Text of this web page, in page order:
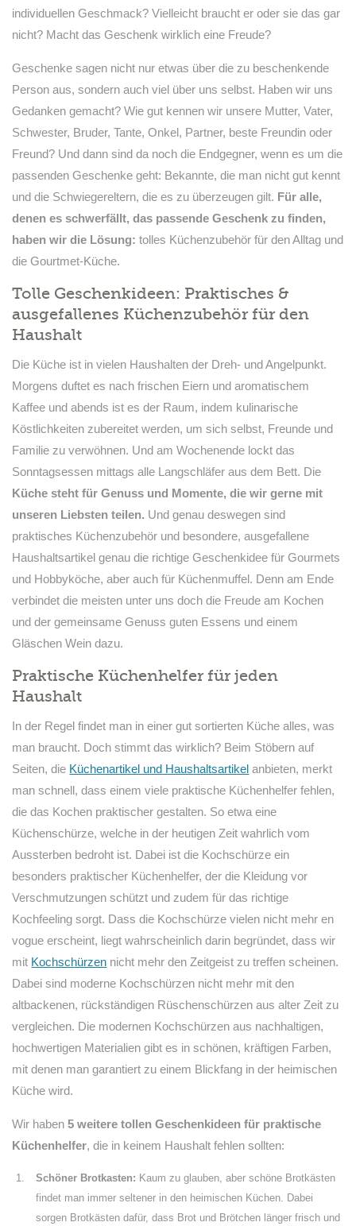
individuellen Geschmack? Vielleicht braucht er oder sie das gar
nicht? Macht das Geschenk wirklich eine Freude?
Geschenke sagen nicht nur etwas über die zu beschenkende
Person aus, sondern auch viel über uns selbst. Haben wir uns
Gedanken gemacht? Wie gut kennen wir unsere Mutter, Vater,
Schwester, Bruder, Tante, Onkel, Partner, beste Freundin oder
Freund? Und dann sind da noch die Endgegner, wenn es um die
passenden Geschenke geht: Bekannte, die man nicht gut kennt
und die Schwiegereltern, die es zu überzeugen gilt. Für alle,
denen es schwerfällt, das passende Geschenk zu finden,
haben wir die Lösung: tolles Küchenzubehör für den Alltag und
die Gourtmet-Küche.
Tolle Geschenkideen: Praktisches &
ausgefallenes Küchenzubehör für den
Haushalt
Die Küche ist in vielen Haushalten der Dreh- und Angelpunkt.
Morgens duftet es nach frischen Eiern und aromatischem
Kaffee und abends ist es der Raum, indem kulinarische
Köstlichkeiten zubereitet werden, um sich selbst, Freunde und
Familie zu verwöhnen. Und am Wochenende lockt das
Sonntagsessen mittags alle Langschläfer aus dem Bett. Die
Küche steht für Genuss und Momente, die wir gerne mit
unseren Liebsten teilen. Und genau deswegen sind
praktisches Küchenzubehör und besondere, ausgefallene
Haushaltsartikel genau die richtige Geschenkidee für Gourmets
und Hobbyköche, aber auch für Küchenmuffel. Denn am Ende
verbindet die meisten unter uns doch die Freude am Kochen
und der gemeinsame Genuss guten Essens und einem
Gläschen Wein dazu.
Praktische Küchenhelfer für jeden
Haushalt
In der Regel findet man in einer gut sortierten Küche alles, was
man braucht. Doch stimmt das wirklich? Beim Stöbern auf
Seiten, die Küchenartikel und Haushaltsartikel anbieten, merkt
man schnell, dass einem viele praktische Küchenhelfer fehlen,
die das Kochen praktischer gestalten. So etwa eine
Küchenschürze, welche in der heutigen Zeit wahrlich vom
Aussterben bedroht ist. Dabei ist die Kochschürze ein
besonders praktischer Küchenhelfer, der die Kleidung vor
Verschmutzungen schützt und zudem für das richtige
Kochfeeling sorgt. Dass die Kochschürze vielen nicht mehr en
vogue erscheint, liegt wahrscheinlich darin begründet, dass wir
mit Kochschürzen nicht mehr den Zeitgeist zu treffen scheinen.
Dabei sind moderne Kochschürzen nicht mehr mit den
altbackenen, rückständigen Rüschenschürzen aus alter Zeit zu
vergleichen. Die modernen Kochschürzen aus nachhaltigen,
hochwertigen Materialien gibt es in schönen, kräftigen Farben,
mit denen man garantiert zu einem Blickfang in der heimischen
Küche wird.
Wir haben5 weitere tollen Geschenkideen für praktische
Küchenhelfer, die in keinem Haushalt fehlen sollten:
Schöner Brotkasten: Kaum zu glauben, aber schöne Brotkästen
findet man immer seltener in den heimischen Küchen. Dabei
sorgen Brotkästen dafür, dass Brot und Brötchen länger frisch und